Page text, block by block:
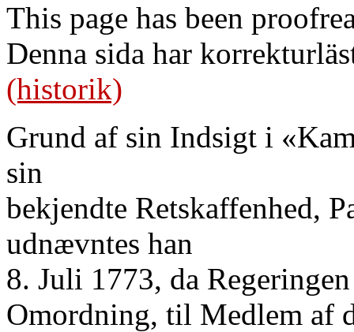
This page has been
Denna sida har
(historik)
Grund af sin Indsigt i
sin
bekjendte Retskaffenhed,
udnævntes han
8. Juli 1773, da
Omordning, til Medlem af